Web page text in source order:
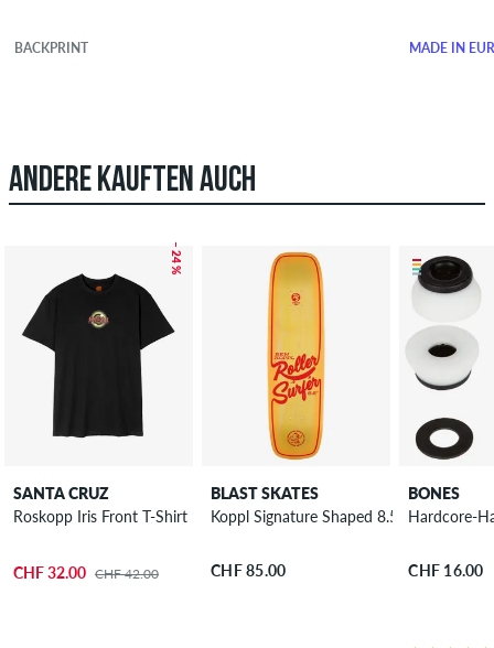
BACKPRINT MADE IN
ANDERE KAUFTEN AUCH
– 24 %
SANTA CRUZ
Roskopp Iris Front T-Shirt
CHF 32.00 CHF 42.00
BLAST SKATES
Koppl Signature Shaped 8.5" Skateboard
CHF 85.00
BONES
Hardcore-
CHF 16.00